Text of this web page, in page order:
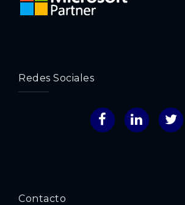
Redes Sociales
FacebookLinkedIn
Contacto